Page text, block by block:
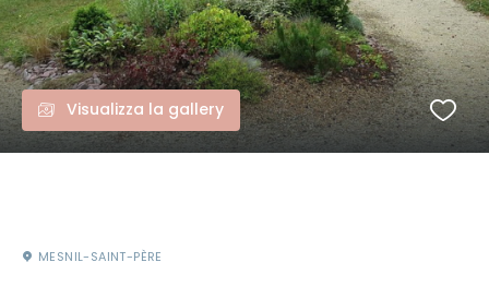
Visualizza la gallery
MESNIL-SAINT-PÈRE